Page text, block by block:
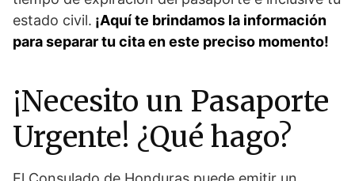
estado civil. ¡Aquí te brindamos la información
para separar tu cita en este preciso momento!
¡Necesito un Pasaporte
Urgente! ¿Qué hago?